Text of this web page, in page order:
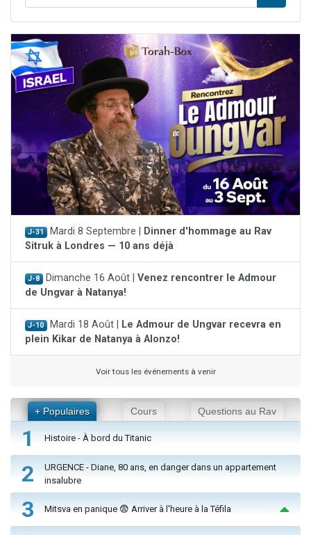
J-31 Mardi 8 Septembre |
Dinner d'hommage au Rav
Sitruk à Londres — 10 ans déjà
J-8 Dimanche 16 Août | Venez rencontrer le Admour
de Ungvar à Natanya!
J-10 Mardi 18 Août |
Le Admour de Ungvar recevra en
plein Kikar de Natanya à Alonzo!
Voir tous les événements à venir
+ Populaires Cours Questions au Rav
1 Histoire - À bord du Titanic
2
URGENCE - Diane, 80 ans, en danger dans un appartement
insalubre
3 Mitsva en panique 😨 Arriver à l'heure à la Téfila